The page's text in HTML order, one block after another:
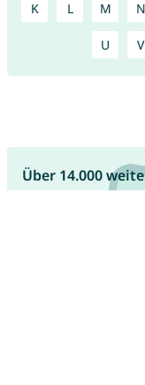
K L M N
U V
Über 14.000
Namen haben